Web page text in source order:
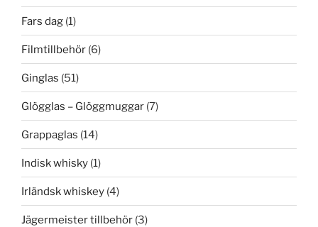
Fars dag (1)
Filmtillbehör (6)
Ginglas (51)
Glögglas – Glöggmuggar (7)
Grappaglas (14)
Indisk whisky (1)
Irländsk whiskey (4)
Jägermeister tillbehör (3)